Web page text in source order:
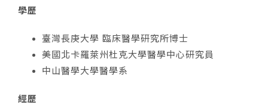
學歷
臺灣長庚大學 臨床醫學研究所博士
美國北卡羅萊州杜克大學醫學中心研究員
中山醫學大學醫學系
經歷